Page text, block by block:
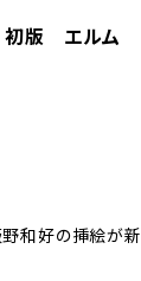
版 エルム
野和好の挿絵が新